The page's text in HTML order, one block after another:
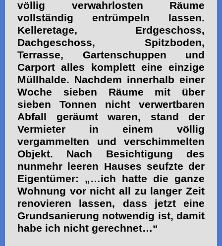
völlig verwahrlosten Räume
vollständig entrümpeln lassen.
Kelleretage, Erdgeschoss,
Dachgeschoss, Spitzboden,
Terrasse, Gartenschuppen und
Carport alles komplett eine einzige
Müllhalde. Nachdem innerhalb einer
Woche sieben Räume mit über
sieben Tonnen nicht verwertbaren
Abfall geräumt waren, stand der
Vermieter in einem völlig
vergammelten und verschimmelten
Objekt. Nach Besichtigung des
nunmehr leeren Hauses seufzte der
Eigentümer: „…ich hatte die ganze
Wohnung vor nicht all zu langer Zeit
renovieren lassen, dass jetzt eine
Grundsanierung notwendig ist, damit
habe ich nicht gerechnet…“